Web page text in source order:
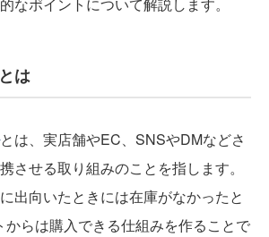
なポイントについて解説します。
は
とは、実店舗やEC、SNSやDMなどさ
させる取り組みのことを指します。
出向いたときには在庫がなかったと
からは購入できる仕組みを作ることで